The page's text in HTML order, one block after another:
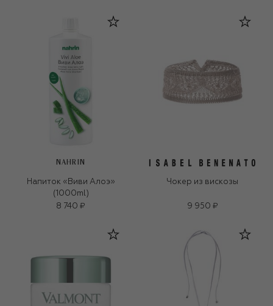
NAHRIN
Напиток «Виви Алоэ»
(1000ml)
8 740 ₽
Чокер из вискозы
9 950 ₽